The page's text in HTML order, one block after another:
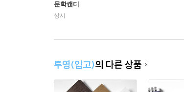
문학캔디
상시
투영(입고)의 다른 상품